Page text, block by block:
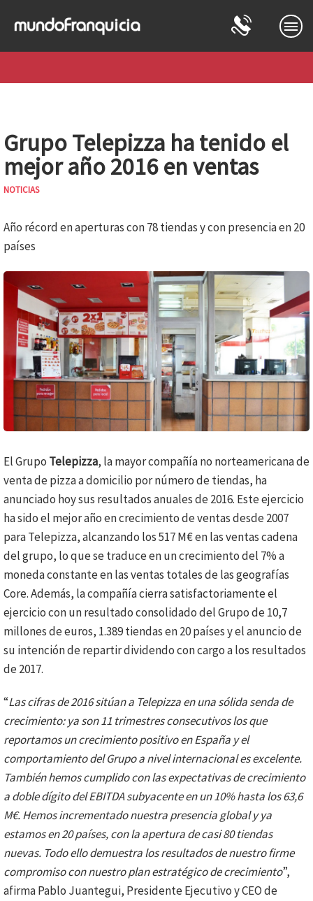
Grupo Telepizza ha tenido el
mejor año 2016 en ventas
NOTICIAS
Año récord en aperturas con 78 tiendas y con presencia en 20
países
El Grupo Telepizza, la mayor compañía no norteamericana de
venta de pizza a domicilio por número de tiendas, ha
anunciado hoy sus resultados anuales de 2016. Este ejercicio
ha sido el mejor año en crecimiento de ventas desde 2007
para Telepizza, alcanzando los 517 M€ en las ventas cadena
del grupo, lo que se traduce en un crecimiento del 7% a
moneda constante en las ventas totales de las geografías
Core. Además, la compañía cierra satisfactoriamente el
ejercicio con un resultado consolidado del Grupo de 10,7
millones de euros, 1.389 tiendas en 20 países y el anuncio de
su intención de repartir dividendo con cargo a los resultados
de 2017.
“Las cifras de 2016 sitúan a Telepizza en una sólida senda de
crecimiento: ya son 11 trimestres consecutivos los que
reportamos un crecimiento positivo en España y el
comportamiento del Grupo a nivel internacional es excelente.
También hemos cumplido con las expectativas de crecimiento
a doble dígito del EBITDA subyacente en un 10% hasta los 63,6
M€. Hemos incrementado nuestra presencia global y ya
estamos en 20 países, con la apertura de casi 80 tiendas
nuevas. Todo ello demuestra los resultados de nuestro firme
compromiso con nuestro plan estratégico de crecimiento”,
afirma Pablo Juantegui, Presidente Ejecutivo y CEO de